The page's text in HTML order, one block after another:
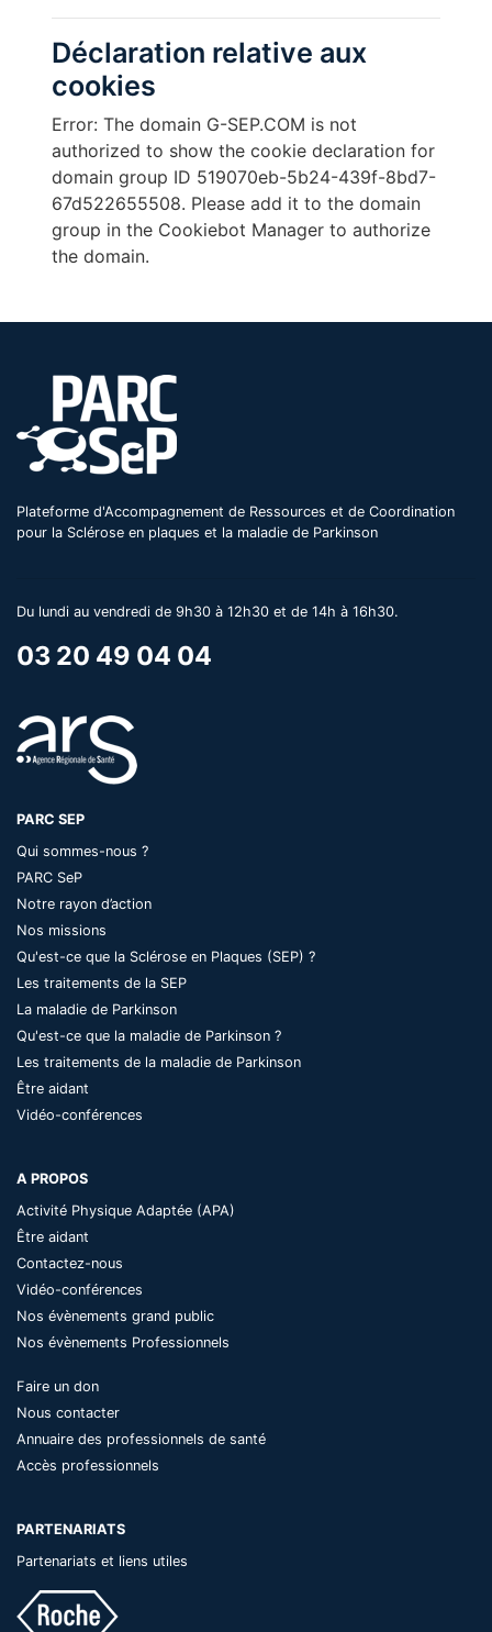
Déclaration relative aux
cookies
Error: The domain G-SEP.COM is not
authorized to show the cookie declaration for
domain group ID 519070eb-5b24-439f-8bd7-
67d522655508. Please add it to the domain
group in the Cookiebot Manager to authorize
the domain.
Plateforme d'Accompagnement de Ressources et de Coordination
pour la Sclérose en plaques et la maladie de Parkinson
Du lundi au vendredi de 9h30 à 12h30 et de 14h à 16h30.
03 20 49 04 04
PARC SEP
Qui sommes-nous ?
PARC SeP
Notre rayon d’action
Nos missions
Qu'est-ce que la Sclérose en Plaques (SEP) ?
Les traitements de la SEP
La maladie de Parkinson
Qu'est-ce que la maladie de Parkinson ?
Les traitements de la maladie de Parkinson
Être aidant
Vidéo-conférences
A PROPOS
Activité Physique Adaptée (APA)
Être aidant
Contactez-nous
Vidéo-conférences
Nos évènements grand public
Nos évènements Professionnels
Faire un don
Nous contacter
Annuaire des professionnels de santé
Accès professionnels
PARTENARIATS
Partenariats et liens utiles